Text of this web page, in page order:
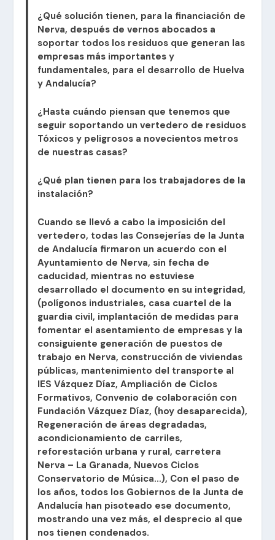
¿Qué solución tienen, para la financiación de
Nerva, después de vernos abocados a
soportar todos los residuos que generan las
empresas más importantes y
fundamentales, para el desarrollo de Huelva
y Andalucía?
¿Hasta cuándo piensan que tenemos que
seguir soportando un vertedero de residuos
Tóxicos y peligrosos a novecientos metros
de nuestras casas?
¿Qué plan tienen para los trabajadores de la
instalación?
Cuando se llevó a cabo la imposición del
vertedero, todas las Consejerías de la Junta
de Andalucía firmaron un acuerdo con el
Ayuntamiento de Nerva, sin fecha de
caducidad, mientras no estuviese
desarrollado el documento en su integridad,
(polígonos industriales, casa cuartel de la
guardia civil, implantación de medidas para
fomentar el asentamiento de empresas y la
consiguiente generación de puestos de
trabajo en Nerva, construcción de viviendas
públicas, mantenimiento del transporte al
IES Vázquez Díaz, Ampliación de Ciclos
Formativos, Convenio de colaboración con
Fundación Vázquez Díaz, (hoy desaparecida),
Regeneración de áreas degradadas,
acondicionamiento de carriles,
reforestación urbana y rural, carretera
Nerva – La Granada, Nuevos Ciclos
Conservatorio de Música…), Con el paso de
los años, todos los Gobiernos de la Junta de
Andalucía han pisoteado ese documento,
mostrando una vez más, el desprecio al que
nos tienen condenados.